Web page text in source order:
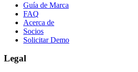
Guía de Marca
FAQ
Acerca de
Socios
Solicitar Demo
Legal